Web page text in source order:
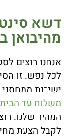
דשא
מהיבואן
אנחנו רוצים
לכל נפש. זו
ישירות ממחסני
משלוח עד הבית
המהיר שלנו.
לקבל הצעת